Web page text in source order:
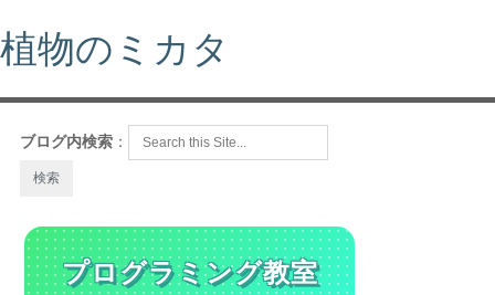
植物のミカタ
ブログ内検索 ：
プログラミング教室